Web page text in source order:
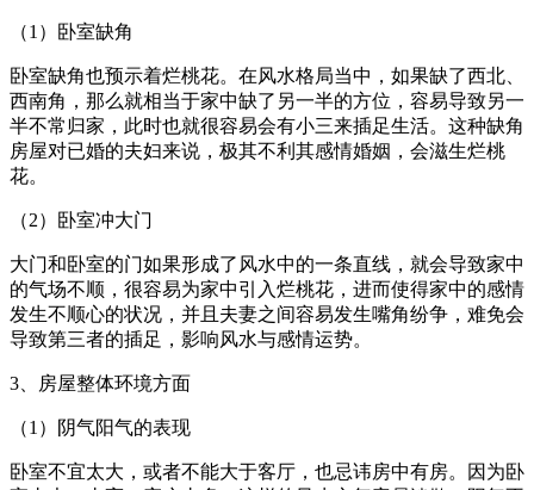
（1）卧室缺角
卧室缺角也预示着烂桃花。在风水格局当中，如果缺了西北、
西南角，那么就相当于家中缺了另一半的方位，容易导致另一
半不常归家，此时也就很容易会有小三来插足生活。这种缺角
房屋对已婚的夫妇来说，极其不利其感情婚姻，会滋生烂桃
花。
（2）卧室冲大门
大门和卧室的门如果形成了风水中的一条直线，就会导致家中
的气场不顺，很容易为家中引入烂桃花，进而使得家中的感情
发生不顺心的状况，并且夫妻之间容易发生嘴角纷争，难免会
导致第三者的插足，影响风水与感情运势。
3、房屋整体环境方面
（1）阴气阳气的表现
卧室不宜太大，或者不能大于客厅，也忌讳房中有房。因为卧